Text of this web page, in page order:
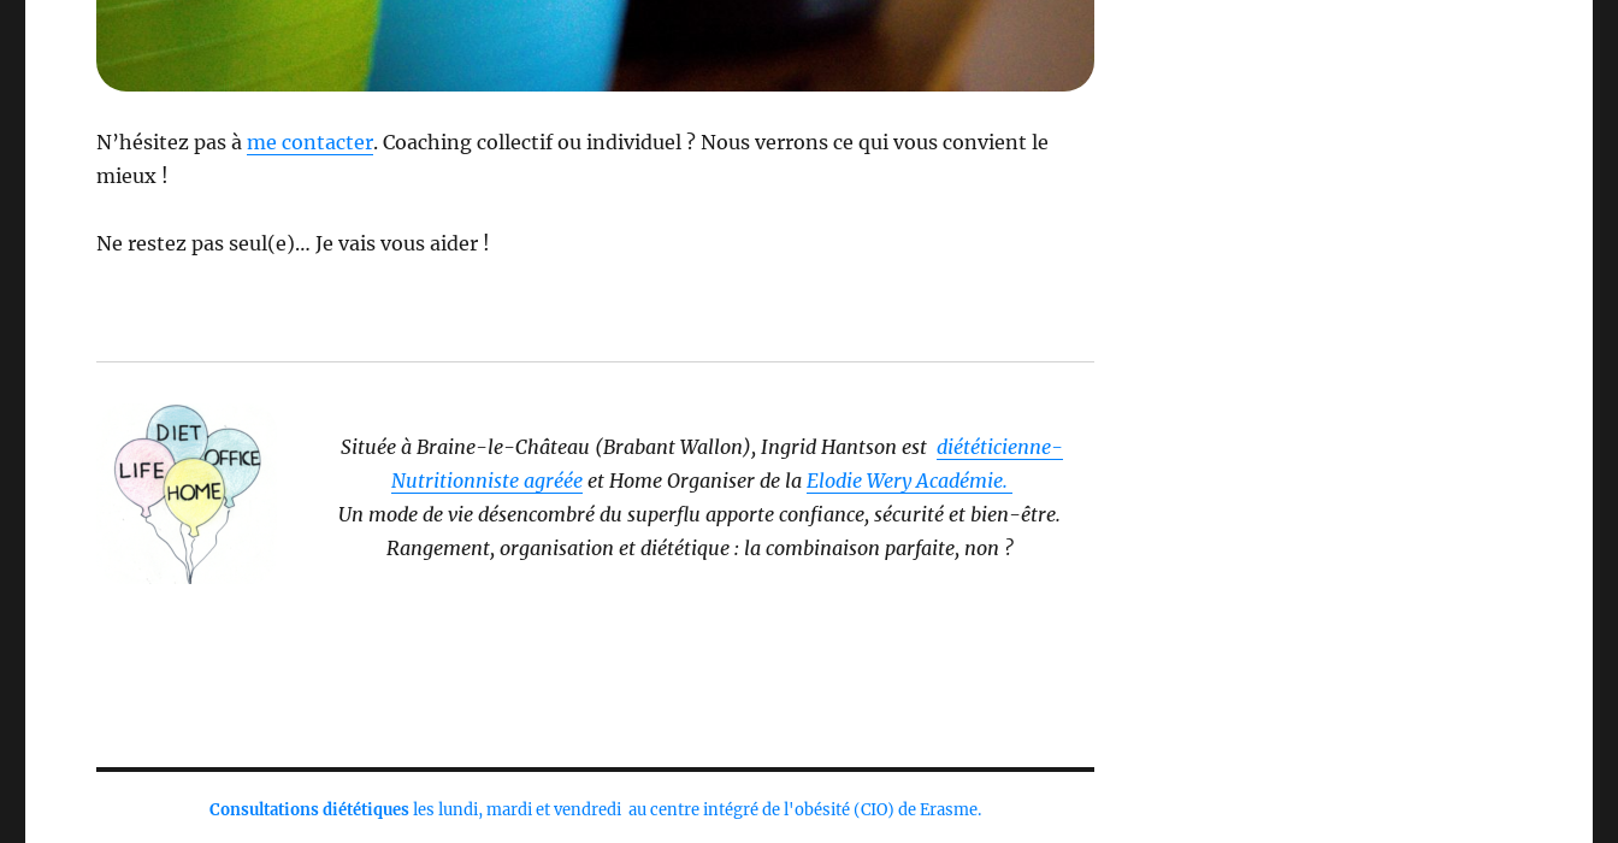
N’hésitez pas àme contacter. Coaching collectif ou individuel ? Nous verrons ce qui vous convient le
mieux !
Ne restez pas seul(e)… Je vais vous aider !
Située à Braine-le-Château (Brabant Wallon), Ingrid Hantson estdiététicienne-
Nutritionniste agréée et Home Organiser de la Elodie Wery Académie.
Un mode de vie désencombré du superflu apporte confiance, sécurité et bien-être.
Rangement, organisation et diététique : la combinaison parfaite, non ?
Consultations diététiquesles lundi, mardi et vendredi au centre intégré de l'obésité (CIO) de Erasme.